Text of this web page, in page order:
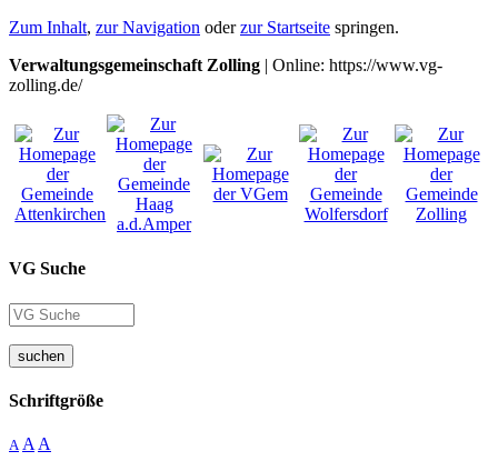
Zum Inhalt, zur Navigation oderzur Startseite springen.
Verwaltungsgemeinschaft Zolling | Online: https://www.vg-
zolling.de/
VG Suche
suchen
Schriftgröße
A A A